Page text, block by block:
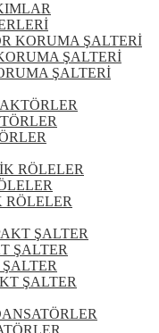
KORUMA ŞALTERİ
ŞALTERİ
ŞALTERİ
RÖLELER
RÖLELER
ŞALTER
ŞALTER
ŞALTER